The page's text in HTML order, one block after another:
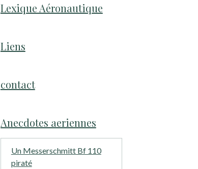
Lexique Aéronautique
Liens
contact
Anecdotes aeriennes
Un Messerschmitt Bf 110
piraté